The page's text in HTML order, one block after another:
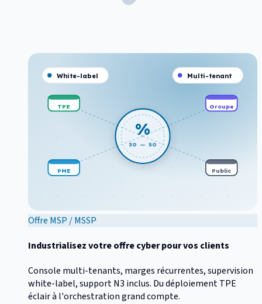
%
30 — 50
TPE
PME
Groupe
Public
White-label Multi-tenant
Offre MSP / MSSP
Industrialisez votre offre cyber pour vos clients
Console multi-tenants, marges récurrentes, supervision
white-label, support N3 inclus. Du déploiement TPE
éclair à l'orchestration grand compte.